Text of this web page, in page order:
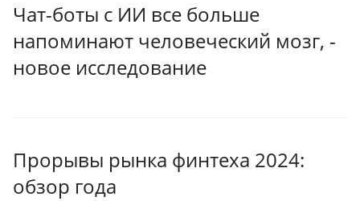
Чат-боты с ИИ все больше
напоминают человеческий мозг, -
новое исследование
Прорывы рынка финтеха 2024:
обзор года